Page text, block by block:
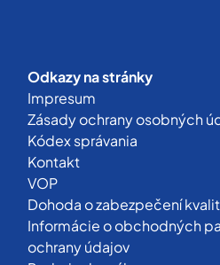
Odkazy na stránky
Impresum
Zásady ochrany osobných
Kódex správania
Kontakt
VOP
Dohoda o zabezpečení
Informácie o obchodných
ochrany údajov